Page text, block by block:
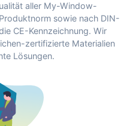
aller My-Window-
sowie nach DIN-
CE-Kennzeichnung. Wir
zertifizierte Materialien
Lösungen.